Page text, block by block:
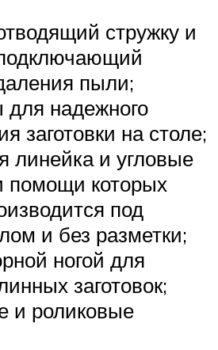
стружку и
пыли;
для надежного
заготовки на столе;
линейка и угловые
помощи которых
под
и без разметки;
ногой для
заготовок;
и роликовые